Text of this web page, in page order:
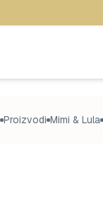
Proizvodi Mimi & Lula